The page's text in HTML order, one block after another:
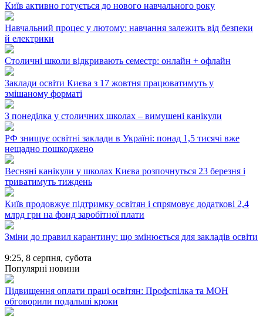
Київ активно готується до нового навчального року
Навчальний процес у лютому: навчання залежить від безпеки
й електрики
Столичні школи відкривають семестр: онлайн + офлайн
Заклади освіти Києва з 17 жовтня працюватимуть у
змішаному форматі
З понеділка у столичних школах – вимушені канікули
РФ знищує освітні заклади в Україні: понад 1,5 тисячі вже
нещадно пошкоджено
Весняні канікули у школах Києва розпочнуться 23 березня і
триватимуть тиждень
Київ продовжує підтримку освітян і спрямовує додаткові 2,4
млрд грн на фонд заробітної плати
Зміни до правил карантину: що змінюється для закладів освіти
9:25, 8 серпня, субота
Популярні новини
Підвищення оплати праці освітян: Профспілка та МОН
обговорили подальші кроки